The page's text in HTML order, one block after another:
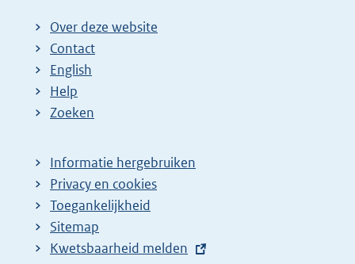
Over deze website
Contact
English
Help
Zoeken
Informatie hergebruiken
Privacy en cookies
Toegankelijkheid
Sitemap
E
Kwetsbaarheid melden